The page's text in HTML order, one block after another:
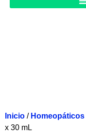
Inicio / Homeopáticos
x 30 mL